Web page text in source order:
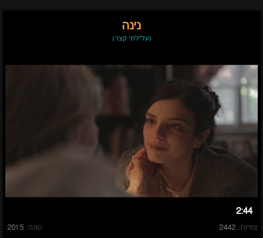
נינה
(עלילתי קצר)
2:44
צפיות: 2442 שנה: 2015